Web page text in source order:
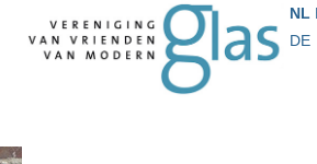
NL
DE